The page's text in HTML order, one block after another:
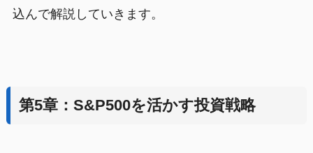
込んで解説していきます。
第5章：S&P500を活かす投資戦略